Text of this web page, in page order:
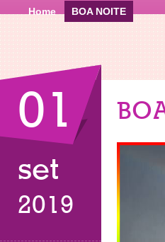
Home BOA NOITE
01
set
2019